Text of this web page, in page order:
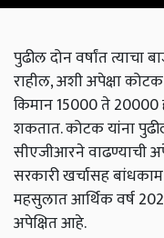
पुढील दोन वर्षांत त्याचा
राहील, अशी अपेक्षा
किमान 15000 ते 20000
शकतात. कोटक यांना पुढील
सीएजीआरने वाढण्याची
सरकारी खर्चासह
महसुलात आर्थिक वर्ष
अपेक्षित आहे.